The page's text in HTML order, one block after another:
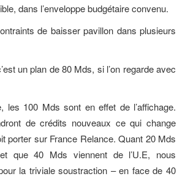
dans l’enveloppe budgétaire convenu.
de baisser pavillon dans plusieurs
un plan de 80 Mds, si l’on regarde avec
les 100 Mds sont en effet de l’affichage.
de crédits nouveaux ce qui change
porter sur France Relance. Quant 20 Mds
que 40 Mds viennent de l’U.E, nous
la triviale soustraction – en face de 40